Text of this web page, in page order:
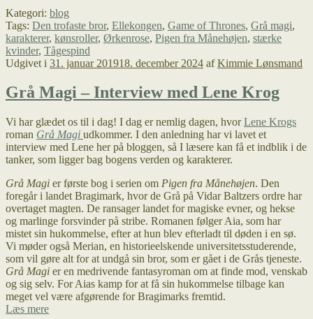
Thrones,
stærke
kvinder
og
drager
ikke
skal
Kategori: blog
Tags: Den trofaste bror, Ellekongen, Game of Thrones, Grå magi,
karakterer, kønsroller, Ørkenrose, Pigen fra Månehøjen, stærke
kvinder, Tågespind
Udgivet i 31. januar 201918. december 2024 afKimmie Lønsmand
Grå Magi – Interview med Lene Krog
Vi har glædet os til i dag! I dag er nemlig dagen, hvorLene Krogs
roman Grå Magi udkommer. I den anledning har vi lavet et
interview med Lene her på bloggen, så I læsere kan få et indblik i de
tanker, som ligger bag bogens verden og karakterer.
Grå Magi er første bog i serien om Pigen fra Månehøjen. Den
foregår i landet Bragimark, hvor de Grå på Vidar Baltzers ordre har
overtaget magten. De ransager landet for magiske evner, og hekse
og marlinge forsvinder på stribe. Romanen følger Aia, som har
mistet sin hukommelse, efter at hun blev efterladt til døden i en sø.
Vi møder også Merian, en historieelskende universitetsstuderende,
som vil gøre alt for at undgå sin bror, som er gået i de Grås tjeneste.
Grå Magi er en medrivende fantasyroman om at finde mod, venskab
og sig selv. For Aias kamp for at få sin hukommelse tilbage kan
meget vel være afgørende for Bragimarks fremtid.
Læs mereGrå